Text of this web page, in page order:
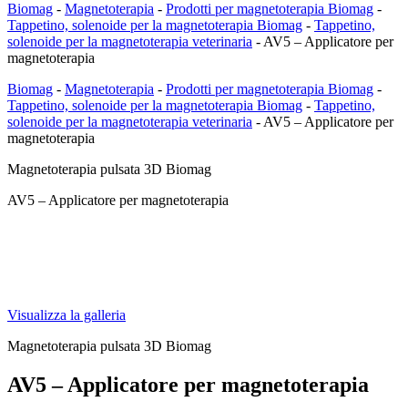
Biomag - Magnetoterapia - Prodotti per magnetoterapia Biomag -
Tappetino, solenoide per la magnetoterapia Biomag - Tappetino,
solenoide per la magnetoterapia veterinaria - AV5 – Applicatore per
magnetoterapia
Biomag - Magnetoterapia - Prodotti per magnetoterapia Biomag -
Tappetino, solenoide per la magnetoterapia Biomag - Tappetino,
solenoide per la magnetoterapia veterinaria - AV5 – Applicatore per
magnetoterapia
Magnetoterapia pulsata 3D Biomag
AV5 – Applicatore per magnetoterapia
Visualizza la galleria
Magnetoterapia pulsata 3D Biomag
AV5 – Applicatore per magnetoterapia